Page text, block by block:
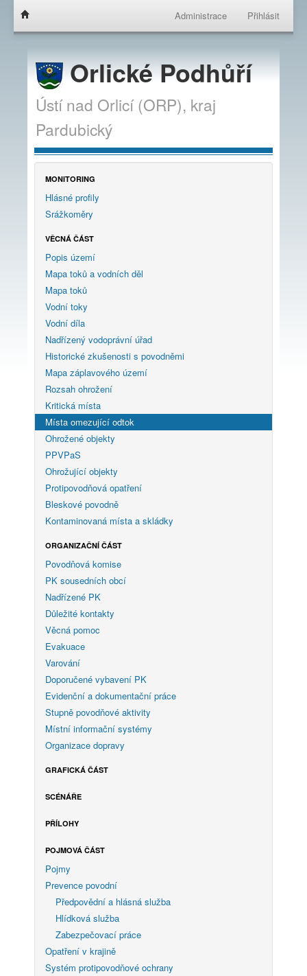
Administrace Přihlásit
Orlické Podhůří
Ústí nad Orlicí (ORP), kraj
Pardubický
MONITORING
Hlásné profily
Srážkoměry
VĚCNÁ ČÁST
Popis území
Mapa toků a vodních děl
Mapa toků
Vodní toky
Vodní díla
Nadřízený vodoprávní úřad
Historické zkušenosti s povodněmi
Mapa záplavového území
Rozsah ohrožení
Kritická místa
Místa omezující odtok
Ohrožené objekty
PPVPaS
Ohrožující objekty
Protipovodňová opatření
Bleskové povodně
Kontaminovaná místa a skládky
ORGANIZAČNÍ ČÁST
Povodňová komise
PK sousedních obcí
Nadřízené PK
Důležité kontakty
Věcná pomoc
Evakuace
Varování
Doporučené vybavení PK
Evidenční a dokumentační práce
Stupně povodňové aktivity
Místní informační systémy
Organizace dopravy
GRAFICKÁ ČÁST
SCÉNÁŘE
PŘÍLOHY
POJMOVÁ ČÁST
Pojmy
Prevence povodní
Předpovědní a hlásná služba
Hlídková služba
Zabezpečovací práce
Opatření v krajině
Systém protipovodňové ochrany